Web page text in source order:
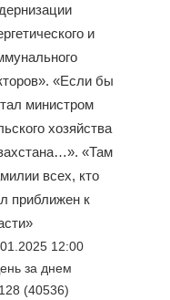
и
«Если бы
министром
хозяйства
«Там
всех, кто
приближен к
12:00
за днем
(40536)